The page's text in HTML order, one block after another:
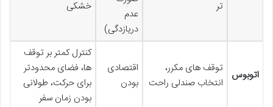
تر
عدم
دریازدگی)
خشکی
اتوبوس
توقف های مکرر،
انتخاب صندلی راحت
اقتصادی
بودن
کنترل کمتر بر توقف
ها، فضای محدودتر
برای حرکت، طولانی
بودن زمان سفر